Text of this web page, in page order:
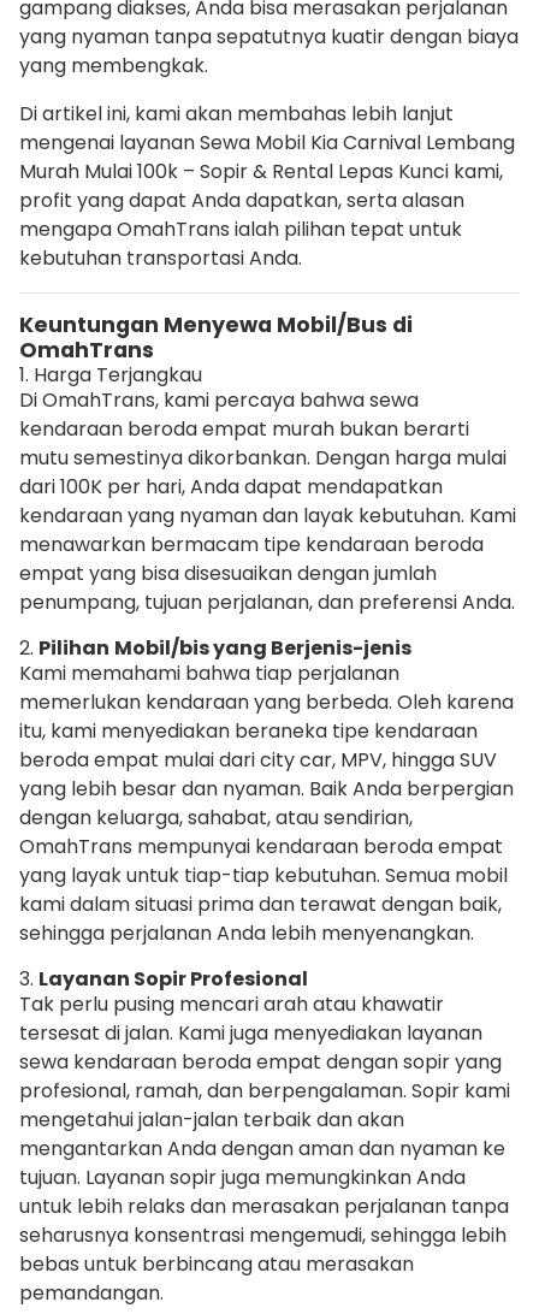
gampang diakses, Anda bisa merasakan perjalanan
yang nyaman tanpa sepatutnya kuatir dengan biaya
yang membengkak.
Di artikel ini, kami akan membahas lebih lanjut
mengenai layanan Sewa Mobil Kia Carnival Lembang
Murah Mulai 100k – Sopir & Rental Lepas Kunci kami,
profit yang dapat Anda dapatkan, serta alasan
mengapa OmahTrans ialah pilihan tepat untuk
kebutuhan transportasi Anda.
Keuntungan Menyewa Mobil/Bus di
OmahTrans
1. Harga Terjangkau
Di OmahTrans, kami percaya bahwa sewa
kendaraan beroda empat murah bukan berarti
mutu semestinya dikorbankan. Dengan harga mulai
dari 100K per hari, Anda dapat mendapatkan
kendaraan yang nyaman dan layak kebutuhan. Kami
menawarkan bermacam tipe kendaraan beroda
empat yang bisa disesuaikan dengan jumlah
penumpang, tujuan perjalanan, dan preferensi Anda.
2. Pilihan Mobil/bis yang Berjenis-jenis
Kami memahami bahwa tiap perjalanan
memerlukan kendaraan yang berbeda. Oleh karena
itu, kami menyediakan beraneka tipe kendaraan
beroda empat mulai dari city car, MPV, hingga SUV
yang lebih besar dan nyaman. Baik Anda berpergian
dengan keluarga, sahabat, atau sendirian,
OmahTrans mempunyai kendaraan beroda empat
yang layak untuk tiap-tiap kebutuhan. Semua mobil
kami dalam situasi prima dan terawat dengan baik,
sehingga perjalanan Anda lebih menyenangkan.
3. Layanan Sopir Profesional
Tak perlu pusing mencari arah atau khawatir
tersesat di jalan. Kami juga menyediakan layanan
sewa kendaraan beroda empat dengan sopir yang
profesional, ramah, dan berpengalaman. Sopir kami
mengetahui jalan-jalan terbaik dan akan
mengantarkan Anda dengan aman dan nyaman ke
tujuan. Layanan sopir juga memungkinkan Anda
untuk lebih relaks dan merasakan perjalanan tanpa
seharusnya konsentrasi mengemudi, sehingga lebih
bebas untuk berbincang atau merasakan
pemandangan.